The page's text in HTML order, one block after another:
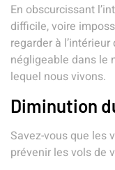
En obscurcissant
difficile, voire
regarder à
négligeable dans le
lequel nous vivons.
Diminution
Savez-vous que les
prévenir les vols de